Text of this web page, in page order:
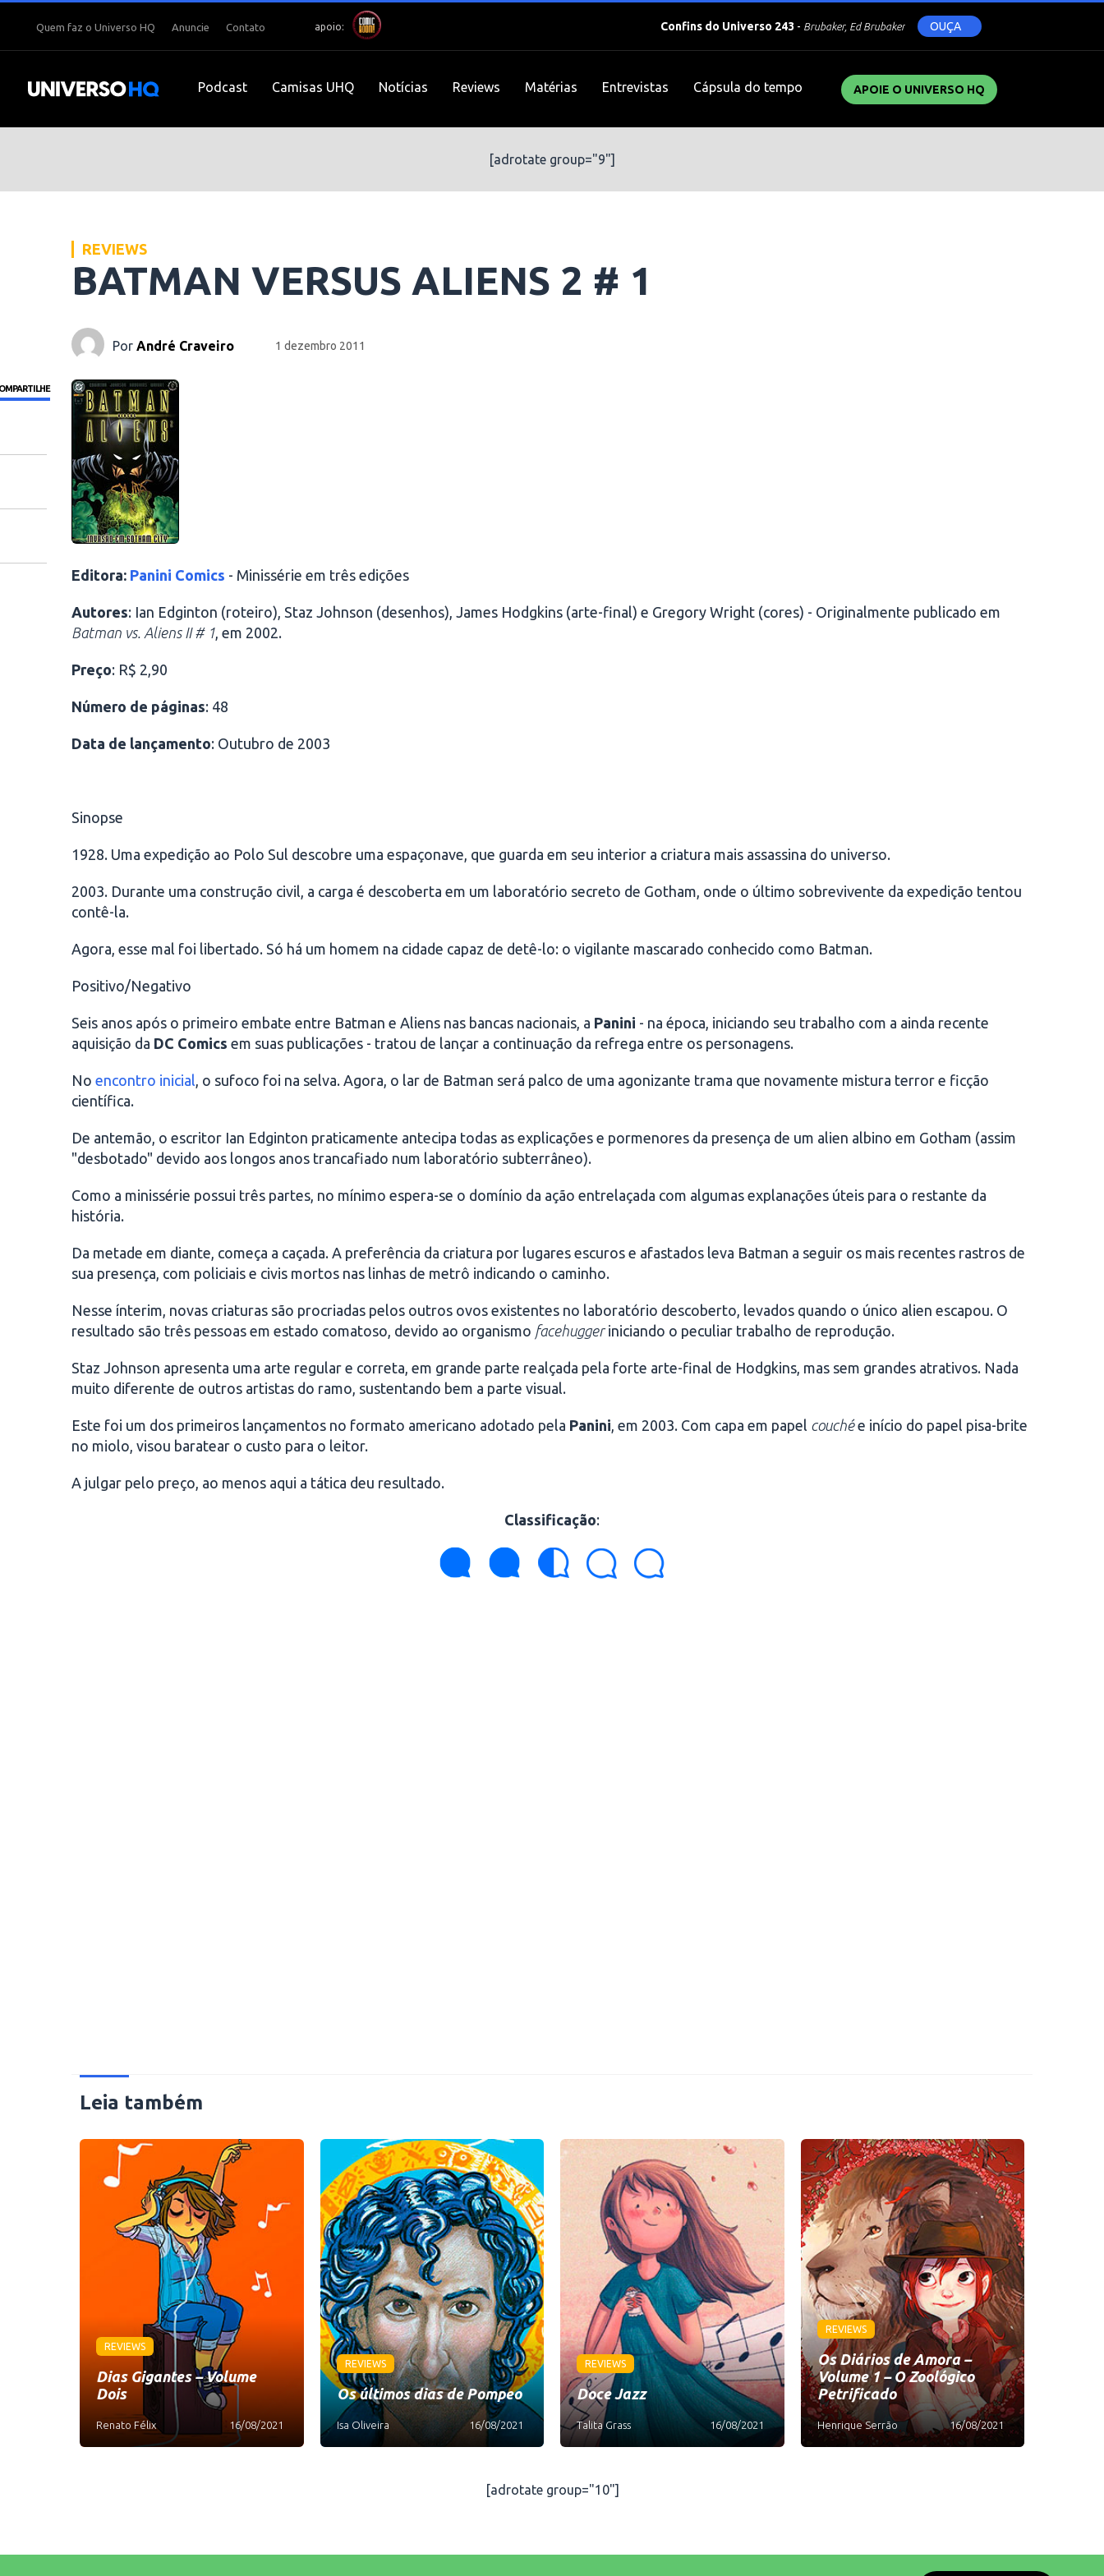
Quem faz o Universo HQ Anuncie Contato apoio: Confins do Universo 243 - Brubaker, Ed Brubaker OUÇA
Podcast Camisas UHQ Notícias Reviews Matérias Entrevistas Cápsula do tempo APOIE O UNIVERSO HQ
[adrotate group="9"]
REVIEWS
BATMAN VERSUS ALIENS 2 # 1
Por André Craveiro 1 dezembro 2011
Editora: Panini Comics - Minissérie em três edições
Autores: Ian Edginton (roteiro), Staz Johnson (desenhos), James Hodgkins (arte-final) e Gregory Wright (cores) - Originalmente publicado em
Batman vs. Aliens II # 1, em 2002.
Preço: R$ 2,90
Número de páginas: 48
Data de lançamento: Outubro de 2003
Sinopse
1928. Uma expedição ao Polo Sul descobre uma espaçonave, que guarda em seu interior a criatura mais assassina do universo.
2003. Durante uma construção civil, a carga é descoberta em um laboratório secreto de Gotham, onde o último sobrevivente da expedição tentou
contê-la.
Agora, esse mal foi libertado. Só há um homem na cidade capaz de detê-lo: o vigilante mascarado conhecido como Batman.
Positivo/Negativo
Seis anos após o primeiro embate entre Batman e Aliens nas bancas nacionais, a Panini - na época, iniciando seu trabalho com a ainda recente
aquisição da DC Comics em suas publicações - tratou de lançar a continuação da refrega entre os personagens.
No encontro inicial, o sufoco foi na selva. Agora, o lar de Batman será palco de uma agonizante trama que novamente mistura terror e ficção
científica.
De antemão, o escritor Ian Edginton praticamente antecipa todas as explicações e pormenores da presença de um alien albino em Gotham (assim
"desbotado" devido aos longos anos trancafiado num laboratório subterrâneo).
Como a minissérie possui três partes, no mínimo espera-se o domínio da ação entrelaçada com algumas explanações úteis para o restante da
história.
Da metade em diante, começa a caçada. A preferência da criatura por lugares escuros e afastados leva Batman a seguir os mais recentes rastros de
sua presença, com policiais e civis mortos nas linhas de metrô indicando o caminho.
Nesse ínterim, novas criaturas são procriadas pelos outros ovos existentes no laboratório descoberto, levados quando o único alien escapou. O
resultado são três pessoas em estado comatoso, devido ao organismo facehuggeriniciando o peculiar trabalho de reprodução.
Staz Johnson apresenta uma arte regular e correta, em grande parte realçada pela forte arte-final de Hodgkins, mas sem grandes atrativos. Nada
muito diferente de outros artistas do ramo, sustentando bem a parte visual.
Este foi um dos primeiros lançamentos no formato americano adotado pela Panini, em 2003. Com capa em papel couchée início do papel pisa-brite
no miolo, visou baratear o custo para o leitor.
A julgar pelo preço, ao menos aqui a tática deu resultado.
Classificação:
Leia também
REVIEWS
Dias Gigantes – Volume
Dois
Renato Félix 16/08/2021
REVIEWS
Os últimos dias de Pompeo
Isa Oliveira 16/08/2021
REVIEWS
Doce Jazz
Talita Grass 16/08/2021
REVIEWS
Os Diários de Amora –
Volume 1 – O Zoológico
Petrificado
Henrique Serrão 16/08/2021
[adrotate group="10"]